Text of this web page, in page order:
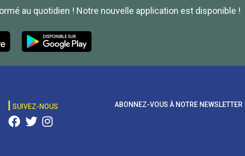
au quotidien ! Notre nouvelle application est disponible !
SUIVEZ-NOUS ABONNEZ-VOUS À NOTRE NEWSLETTER